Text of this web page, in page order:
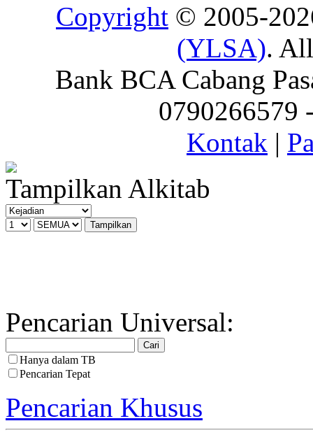
Copyright © 2005-
(YLSA).
Bank BCA Cabang
0790266579
Kontak |
Tampilkan Alkitab
Pencarian Universal:
Hanya dalam TB
Pencarian Tepat
Pencarian Khusus